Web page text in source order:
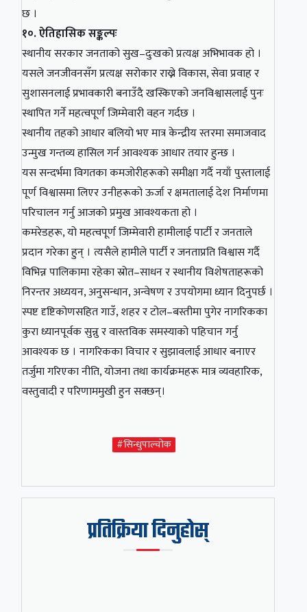
छ ।
१०. ऐतिहासिक सङ्कल्पः
स्थानीय सरकार जनताको सुख–दुःखको प्रत्यक्ष अभिभावक हो ।
यसले जनजीवनसँग प्रत्यक्ष सरोकार राख्ने विकास, सेवा प्रवाह र
सुशासनलाई प्रभावकारी बनाउँदै खस्किएको जनविश्वासलाई पुनः
स्थापित गर्ने महत्वपूर्ण जिम्मेवारी वहन गर्दछ ।
स्थानीय तहको आधार बलियो भए मात्र केन्द्रीय स्तरमा समाजवाद
उन्मुख गन्तव्य हासिल गर्न आवश्यक आधार तयार हुन्छ ।
यस सन्दर्भमा विगतका कमजोरीहरूको समीक्षा गर्दै नयाँ पुस्तालाई
पूर्ण विश्वासमा लिएर उनीहरूको ऊर्जा र क्षमतालाई देश निर्माणमा
परिचालन गर्नु आजको प्रमुख आवश्यकता हो ।
कमरेडहरू, यो महत्वपूर्ण जिम्मेवारी हामीलाई पार्टी र जनताले
प्रदान गरेका हुन् । त्यसैले हामीले पार्टी र जनताप्रति विश्वास गर्दै
विभिन्न पालिकामा रहेका स्रोत–साधन र स्थानीय विशेषताहरूको
निरन्तर अध्ययन, अनुसन्धान, अन्वेषण र उपयोगमा ध्यान दिनुपर्छ ।
स्पष्ट दृष्टिकोणसहित गाउँ, शहर र टोल–बस्तीमा पुगेर नागरिकका
कुरा ध्यानपूर्वक सुन्नु र वास्तविक समस्याको पहिचान गर्नु
आवश्यक छ । नागरिकका विचार र सुझावलाई आधार बनाएर
तर्जुमा गरिएका नीति, योजना तथा कार्यक्रमहरू मात्र व्यवहारिक,
वस्तुवादी र परिणाममुखी हुन सक्छन्।
#सिन्धुपाल्चोक
प्रतिक्रिया दिनुहोस्